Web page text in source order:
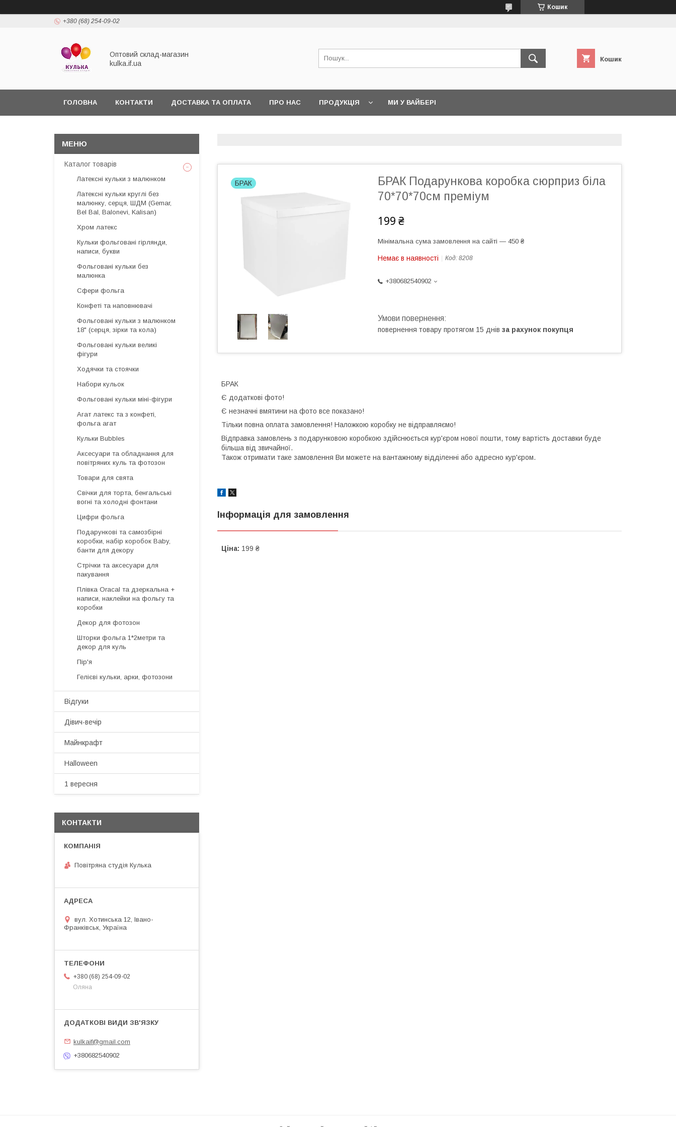
Кошик
+380 (68) 254-09-02
Оптовий склад-магазин
kulka.if.ua
Кошик
ГОЛОВНА КОНТАКТИ ДОСТАВКА ТА ОПЛАТА ПРО НАС ПРОДУКЦІЯ МИ У ВАЙБЕРІ
БРАК
БРАК Подарункова коробка сюрприз біла
70*70*70см преміум
199 ₴
Мінімальна сума замовлення на сайті — 450 ₴
Немає в наявності Код: 8208
+380682540902
повернення товару протягом 15 днів за рахунок покупця
БРАК
Є додаткові фото!
Є незначні вмятини на фото все показано!
Тільки повна оплата замовлення! Наложкою коробку не відправляємо!
Відправка замовлень з подарунковою коробкою здійснюється кур'єром нової пошти, тому вартість доставки буде
більша від звичайної.
Також отримати таке замовлення Ви можете на вантажному відділенні або адресно кур'єром.
Інформація для замовлення
Ціна: 199 ₴
Каталог товарів
Латексні кульки з малюнком
Латексні кульки круглі без
малюнку, серця, ШДМ (Gemar,
Bel Bal, Balonevi, Kalisan)
Хром латекс
Кульки фольговані гірлянди,
написи, букви
Фольговані кульки без
малюнка
Сфери фольга
Конфеті та наповнювачі
Фольговані кульки з малюнком
18" (серця, зірки та кола)
Фольговані кульки великі
фігури
Ходячки та стоячки
Набори кульок
Фольговані кульки міні-фігури
Агат латекс та з конфеті,
фольга агат
Кульки Bubbles
Аксесуари та обладнання для
повітряних куль та фотозон
Товари для свята
Свічки для торта, бенгальські
вогні та холодні фонтани
Цифри фольга
Подарункові та самозбірні
коробки, набір коробок Baby,
банти для декору
Стрічки та аксесуари для
пакування
Плівка Oracal та дзеркальна +
написи, наклейки на фольгу та
коробки
Декор для фотозон
Шторки фольга 1*2метри та
декор для куль
Пір'я
Гелієві кульки, арки, фотозони
Відгуки
Дівич-вечір
Майнкрафт
Halloween
1 вересня
КОНТАКТИ
Повітряна студія Кулька
вул. Хотинська 12, Івано-
Франківськ, Україна
+380 (68) 254-09-02
Оляна
kulkaif@gmail.com
+380682540902